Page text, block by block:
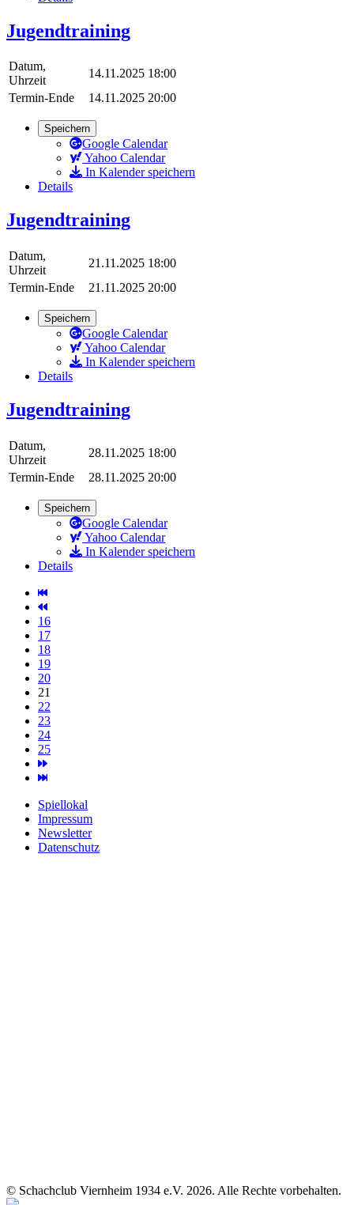
Jugendtraining
Datum,
Uhrzeit
14.11.2025 18:00
Termin-Ende
14.11.2025 20:00
Speichern
Google Calendar
Yahoo Calendar
In Kalender speichern
Details
Jugendtraining
Datum,
Uhrzeit
21.11.2025 18:00
Termin-Ende
21.11.2025 20:00
Speichern
Google Calendar
Yahoo Calendar
In Kalender speichern
Details
Jugendtraining
Datum,
Uhrzeit
28.11.2025 18:00
Termin-Ende
28.11.2025 20:00
Speichern
Google Calendar
Yahoo Calendar
In Kalender speichern
Details
16
17
18
19
20
21
22
23
24
25
Spiellokal
Impressum
Newsletter
Datenschutz
© Schachclub Viernheim 1934 e.V. 2026. Alle Rechte vorbehalten.